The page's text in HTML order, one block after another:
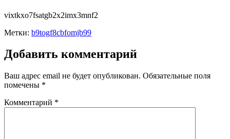
vixtkxo7fsatgb2x2imx3mnf2
Метки: b9togf8cbfomjb99
Добавить комментарий
Ваш адрес email не будет опубликован. Обязательные поля
помечены *
Комментарий *